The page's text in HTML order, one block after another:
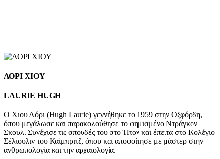
ΛΟΡΙ ΧΙΟΥ
LAURIE HUGH
Ο Χιου Λόρι (Hugh Laurie) γεννήθηκε το 1959 στην Οξφόρδη,
όπου μεγάλωσε και παρακολούθησε το φημισμένο Ντράγκον
Σκουλ. Συνέχισε τις σπουδές του στο Ήτον και έπειτα στο Κολέγιο
Σέλιουλιν του Καίμπριτζ, όπου και αποφοίτησε με μάστερ στην
ανθρωπολογία και την αρχαιολογία.